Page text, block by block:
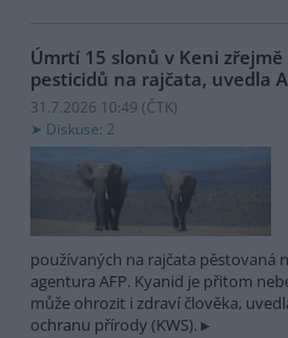
Úmrtí 15 slonů v Keni
pesticidů na rajčata, uvedla
31.7.2026 10:49 (ČTK)
Diskuse: 2
používaných na rajčata pěstovaná
agentura AFP. Kyanid je přitom
může ohrozit i zdraví člověka,
ochranu přírody (KWS).